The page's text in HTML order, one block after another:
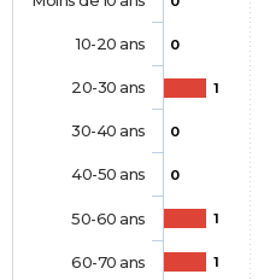
0
1
0
0
1
1
10-20 ans
20-30 ans
30-40 ans
40-50 ans
50-60 ans
60-70 ans